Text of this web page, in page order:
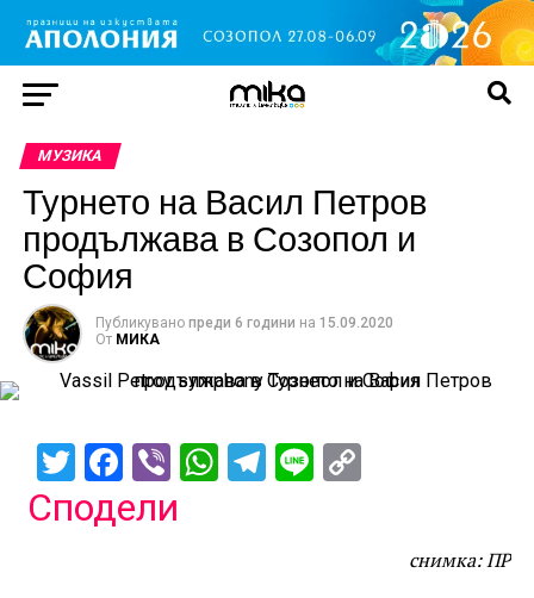
МУЗИКА
Турнето на Васил Петров
продължава в Созопол и
София
Публикувано преди 6 години на 15.09.2020
От МИКА
TwitterFacebook
ViberWhatsApp
Telegram
Line
Сподели
снимка: ПР